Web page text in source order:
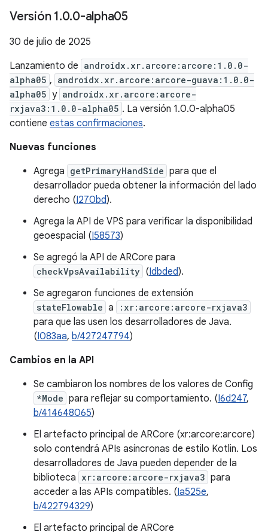
Versión 1.0.0-alpha05
30 de julio de 2025
Lanzamiento de androidx.xr.arcore:arcore:1.0.0-
alpha05 , androidx.xr.arcore:arcore-guava:1.0.0-
alpha05 y androidx.xr.arcore:arcore-
rxjava3:1.0.0-alpha05 . La versión 1.0.0-alpha05
contiene estas confirmaciones.
Nuevas funciones
Agrega getPrimaryHandSide para que el
desarrollador pueda obtener la información del lado
derecho (I270bd).
Agrega la API de VPS para verificar la disponibilidad
geoespacial (I58573)
Se agregó la API de ARCore para
checkVpsAvailability (Idbded).
Se agregaron funciones de extensión
stateFlowable a :xr:arcore:arcore-rxjava3
para que las usen los desarrolladores de Java.
(I083aa, b/427247794)
Cambios en la API
Se cambiaron los nombres de los valores de Config
*Mode para reflejar su comportamiento. (I6d247,
b/414648065)
El artefacto principal de ARCore (xr:arcore:arcore)
solo contendrá APIs asíncronas de estilo Kotlin. Los
desarrolladores de Java pueden depender de la
biblioteca xr:arcore:arcore-rxjava3 para
acceder a las APIs compatibles. (Ia525e,
b/422794329)
El artefacto principal de ARCore